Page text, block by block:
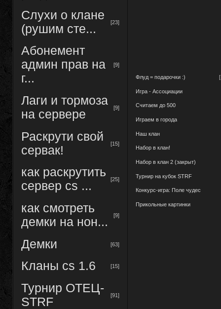
Слухи о клане
(рушим сте...
[23]
Абонемент
админ прав на
г...
[9]
Лаги и тормоза
на сервере
[9]
Раскрути свой
сервак!
[15]
как раскрутить
сервер cs ...
[25]
как смотреть
демки на нон...
[9]
Демки [63]
Кланы cs 1.6 [15]
Турнир ОТЕЦ-
STRF
[91]
Флуд = подарочки :)
Игра - Ассоциации
Считаем до 500
Играем в города
Наш клан
Набор в клан!
Набор в клан 2 (закрыт)
Турнир на кубок STRF
Конкурс-игра: Поле чудес
Прикольные картинки